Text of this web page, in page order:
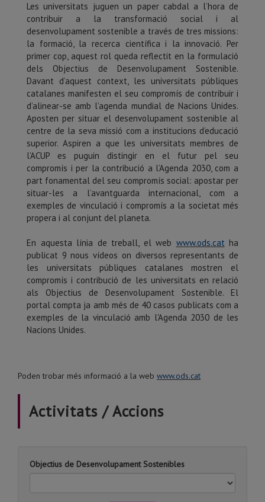
Les universitats juguen un paper cabdal a l’hora de
contribuir a la transformació social i al
desenvolupament sostenible a través de tres missions:
la formació, la recerca científica i la innovació. Per
primer cop, aquest rol queda reflectit en la formulació
dels Objectius de Desenvolupament Sostenible.
Davant d’aquest context, les universitats públiques
catalanes manifesten el seu compromís de contribuir i
d’alinear-se amb l’agenda mundial de Nacions Unides.
Aposten per situar el desenvolupament sostenible al
centre de la seva missió com a institucions d’educació
superior. Aspiren a que les universitats membres de
l’ACUP es puguin distingir en el futur pel seu
compromís i per la contribució a l’Agenda 2030, com a
part fonamental del seu compromís social: apostar per
situar-les a l’avantguarda internacional, com a
exemples de vinculació i compromís a la societat més
propera i al conjunt del planeta.
En aquesta línia de treball, el web www.ods.cat ha
publicat 9 nous vídeos on diversos representants de
les universitats públiques catalanes mostren el
compromís i contribució de les universitats en relació
als Objectius de Desenvolupament Sostenible. El
portal compta ja amb més de 40 casos publicats com a
exemples de la vinculació amb l'Agenda 2030 de les
Nacions Unides.
Poden trobar més informació a la web www.ods.cat
Activitats / Accions
Objectius de Desenvolupament Sostenibles